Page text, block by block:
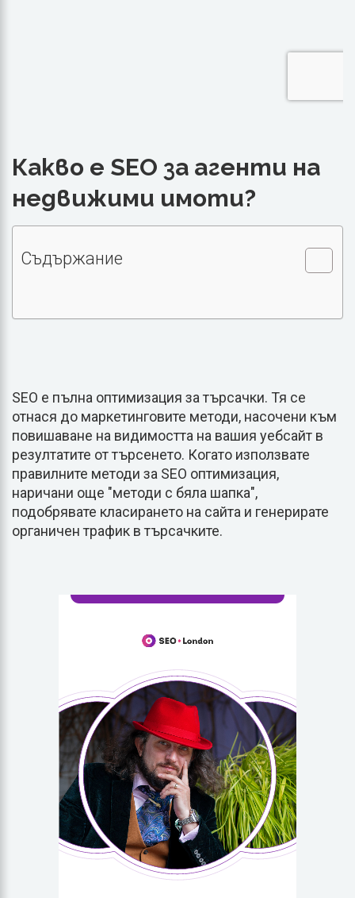
Какво е SEO за агенти на
недвижими имоти?
Съдържание
SEO е пълна оптимизация за търсачки. Тя се
отнася до маркетинговите методи, насочени към
повишаване на видимостта на вашия уебсайт в
резултатите от търсенето. Когато използвате
правилните методи за SEO оптимизация,
наричани още "методи с бяла шапка",
подобрявате класирането на сайта и генерирате
органичен трафик в търсачките.